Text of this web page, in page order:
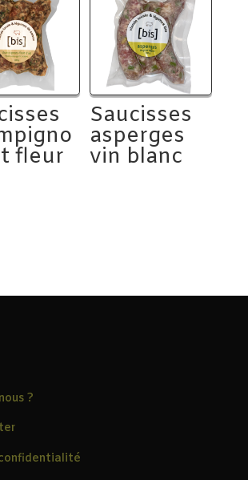
fleur
Saucisses
asperges
vin blanc
?